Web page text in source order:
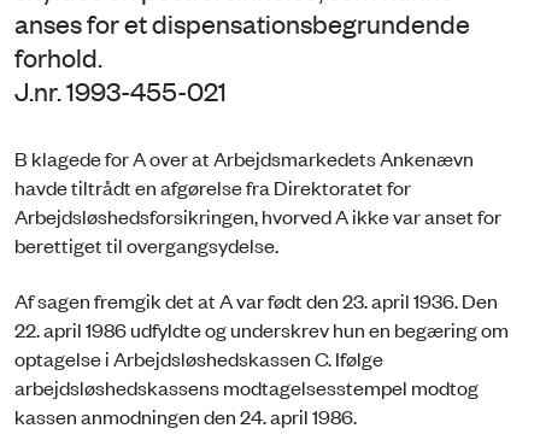
anses for et dispensationsbegrundende
forhold.
J.nr. 1993-455-021
B klagede for A over at Arbejdsmarkedets Ankenævn
havde tiltrådt en afgørelse fra Direktoratet for
Arbejdsløshedsforsikringen, hvorved A ikke var anset for
berettiget til overgangsydelse.
Af sagen fremgik det at A var født den 23. april 1936. Den
22. april 1986 udfyldte og underskrev hun en begæring om
optagelse i Arbejdsløshedskassen C. Ifølge
arbejdsløshedskassens modtagelsesstempel modtog
kassen anmodningen den 24. april 1986.